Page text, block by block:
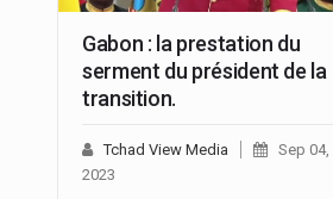
Gabon : la prestation du
serment du président de la
transition.
Tchad View Media
Sep 04,
2023